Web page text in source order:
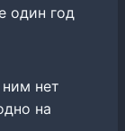
один год
нет
на